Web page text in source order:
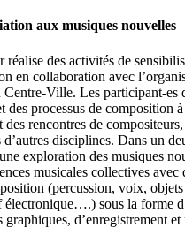
aux musiques nouvelles
réalise des activités de
en collaboration avec
Centre-Ville. Les participant-es
des processus de composition
des rencontres de
d’autres disciplines. Dans un
exploration des musiques
musicales collectives
(percussion, voix, objets
électronique….) sous la forme
graphiques, d’enregistrement